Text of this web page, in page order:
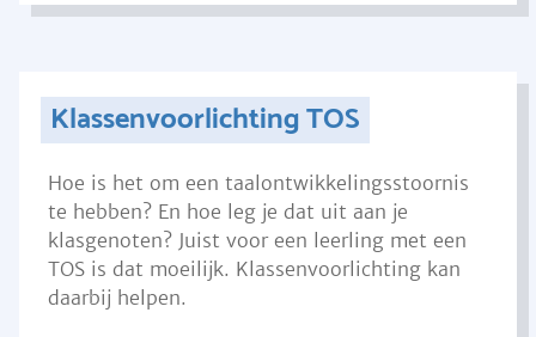
Klassenvoorlichting TOS
Hoe is het om een taalontwikkelingsstoornis
te hebben? En hoe leg je dat uit aan je
klasgenoten? Juist voor een leerling met een
TOS is dat moeilijk. Klassenvoorlichting kan
daarbij helpen.